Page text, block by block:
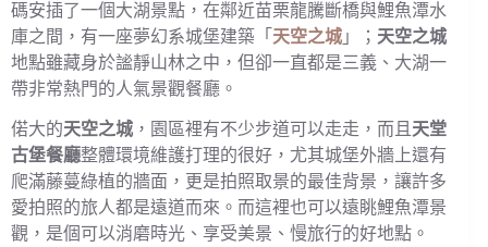
碼安插了一個大湖景點，在鄰近苗栗龍騰斷橋與鯉魚潭水
庫之間，有一座夢幻系城堡建築「 天空之城 」； 天空之城
地點雖藏身於謐靜山林之中，但卻一直都是三義、大湖一
帶非常熱門的人氣景觀餐廳。
偌大的天空之城 ，園區裡有不少步道可以走走，而且 天堂
古堡餐廳整體環境維護打理的很好，尤其城堡外牆上還有
爬滿藤蔓綠植的牆面，更是拍照取景的最佳背景，讓許多
愛拍照的旅人都是遠道而來。而這裡也可以遠眺鯉魚潭景
觀，是個可以消磨時光、享受美景、慢旅行的好地點。